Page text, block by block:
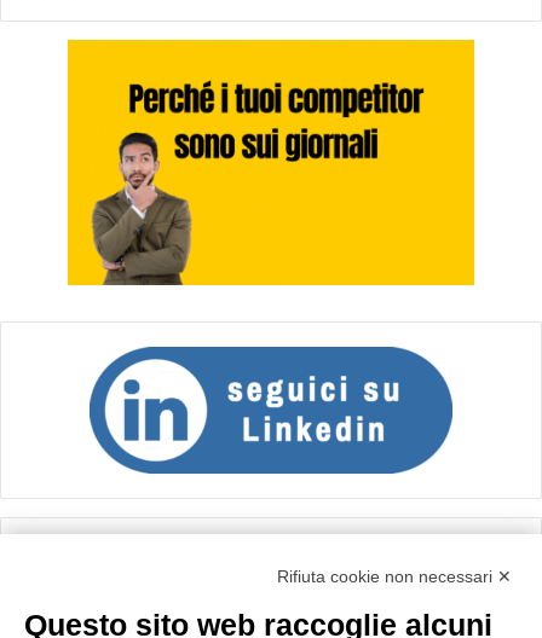
Rifiuta cookie non necessari ✕
Questo sito web raccoglie alcuni